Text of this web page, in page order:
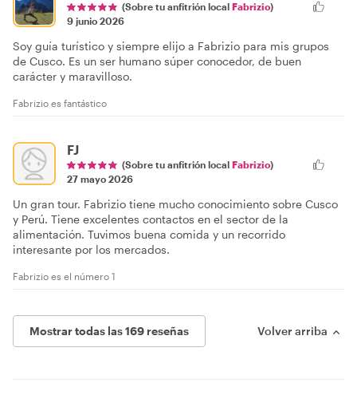
(Sobre tu anfitrión local Fabrizio)
9 junio 2026
Soy guía turístico y siempre elijo a Fabrizio para mis grupos
de Cusco. Es un ser humano súper conocedor, de buen
carácter y maravilloso.
Fabrizio es fantástico
FJ
(Sobre tu anfitrión local Fabrizio)
27 mayo 2026
Un gran tour. Fabrizio tiene mucho conocimiento sobre Cusco
y Perú. Tiene excelentes contactos en el sector de la
alimentación. Tuvimos buena comida y un recorrido
interesante por los mercados.
Fabrizio es el número 1
Mostrar todas las 169 reseñas Volver arriba